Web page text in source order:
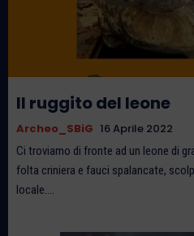
Il ruggito del leone
Archeo_SBiG 16 Aprile 2022
Ci troviamo di fronte ad un leone di
folta criniera e fauci spalancate,
locale....